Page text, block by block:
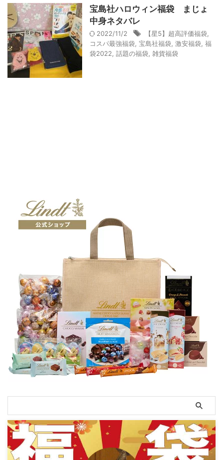
宝島社ハロウィン福袋 まじょ
中身ネタバレ
2022/11/2 【星5】超高評価福袋,
コスパ最強福袋, 宝島社福袋, 激安福袋, 福
袋2022, 話題の福袋, 雑貨福袋